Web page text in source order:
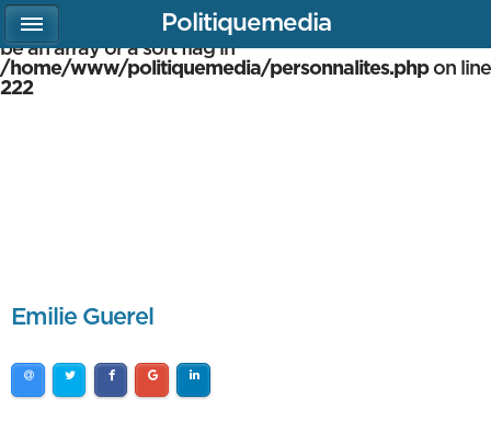
Warning
: array_multisort(): Argument #1 is expected to
be an array or a sort flag in
/home/www/politiquemedia/personnalites.phpon line
222
Emilie Guerel
Politiquemedia